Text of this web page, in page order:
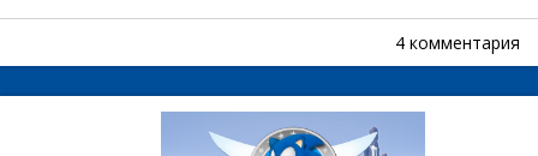
4 комментария